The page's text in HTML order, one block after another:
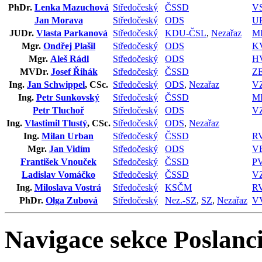
PhDr. Lenka Mazuchová Středočeský ČSSD
Jan Morava
Středočeský ODS
JUDr. Vlasta Parkanová Středočeský KDU-ČSL, Nezařaz
Mgr. Ondřej Plašil Středočeský ODS
Mgr. Aleš Rádl Středočeský ODS
MVDr. Josef Řihák Středočeský ČSSD
Ing. Jan Schwippel, CSc. Středočeský ODS, Nezařaz
Ing. Petr Sunkovský Středočeský ČSSD
Petr Tluchoř
Středočeský ODS
Ing. Vlastimil Tlustý, CSc. Středočeský ODS, Nezařaz
Ing. Milan Urban Středočeský ČSSD
Mgr. Jan Vidím Středočeský ODS
František Vnouček
Středočeský ČSSD
Ladislav Vomáčko
Středočeský ČSSD
Ing. Miloslava Vostrá Středočeský KSČM
PhDr. Olga Zubová Středočeský Nez.-SZ, SZ, Nezařaz
Navigace sekce